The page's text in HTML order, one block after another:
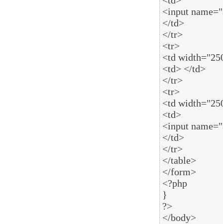
<input
</td>
</tr>
<tr>
<td
<td> </td>
</tr>
<tr>
<td
<td>
<input
</td>
</tr>
</table>
</form>
<?php
}
?>
</body>